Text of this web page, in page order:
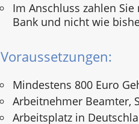
Im Anschluss zahlen
Bank und nicht wie
Voraussetzungen:
Mindestens 800 Euro
Arbeitnehmer Beamter,
Arbeitsplatz in